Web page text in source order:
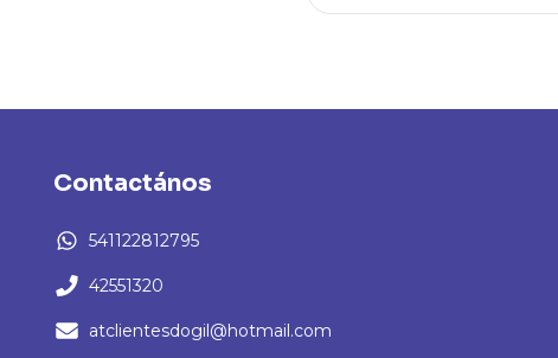
Contactános
541122812795
42551320
atclientesdogil@hotmail.com